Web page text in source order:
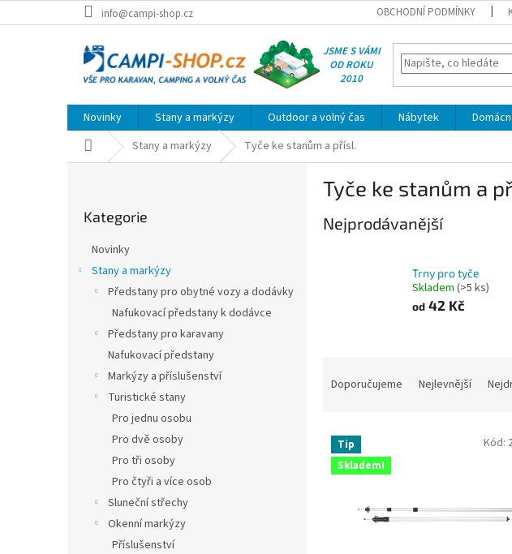
na
info@campi-shop.cz OBCHODNÍ PODMÍNKY
JSME S VÁMI
OD ROKU
2010
Novinky Stany a markýzy Outdoor a volný čas Nábytek
Domů Stany a markýzy Tyče ke stanům a přísl.
kategorie
Kategorie
Novinky
Stany a markýzy
Předstany pro obytné vozy a dodávky
Nafukovací předstany k dodávce
Předstany pro karavany
Nafukovací předstany
Markýzy a příslušenství
Turistické stany
Pro jednu osobu
Pro dvě osoby
Pro tři osoby
Pro čtyři a více osob
Sluneční střechy
Okenní markýzy
Příslušenství
Tyče ke stanům a
Nejprodávanější
Trny pro tyče
Skladem (>5 ks)
od 42 Kč
n
p
Doporučujeme Nejlevnější
V
p
Tip
Skladem!
Kód: